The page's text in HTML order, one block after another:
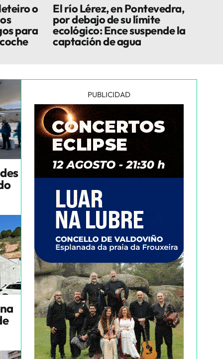
o
para
El río Lérez, en Pontevedra,
por debajo de su límite
ecológico: Ence suspende la
captación de agua
PUBLICIDAD